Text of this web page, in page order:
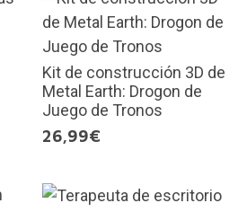
Kit de construcción 3D de
Metal Earth: Drogon de
Juego de Tronos
26,99€